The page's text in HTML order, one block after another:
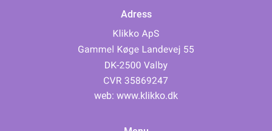
Adress
web: www.klikko.dk